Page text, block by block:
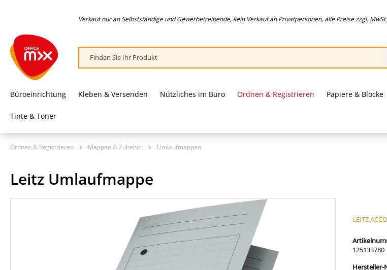
Verkauf nur an Selbstständige und Gewerbetreibende, kein Verkauf an Privatpersonen, alle Preise zzgl. MwSt.
Büroeinrichtung Kleben & Versenden Nützliches im Büro Ordnen & Registrieren Papiere & Blöcke
Tinte & Toner
Ordnen & Registrieren Mappen & Zubehör Umlaufmappen
Leitz Umlaufmappe
LEITZ
125133780
Hersteller-